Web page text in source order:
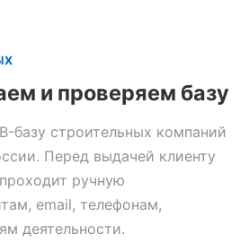
и проверяем базу
базу строительных компаний
Перед выдачей клиенту
ручную
email, телефонам,
деятельности.